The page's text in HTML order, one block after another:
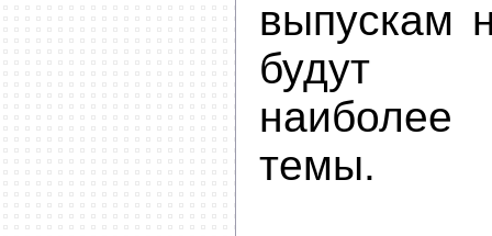
выпускам
будут
темы.